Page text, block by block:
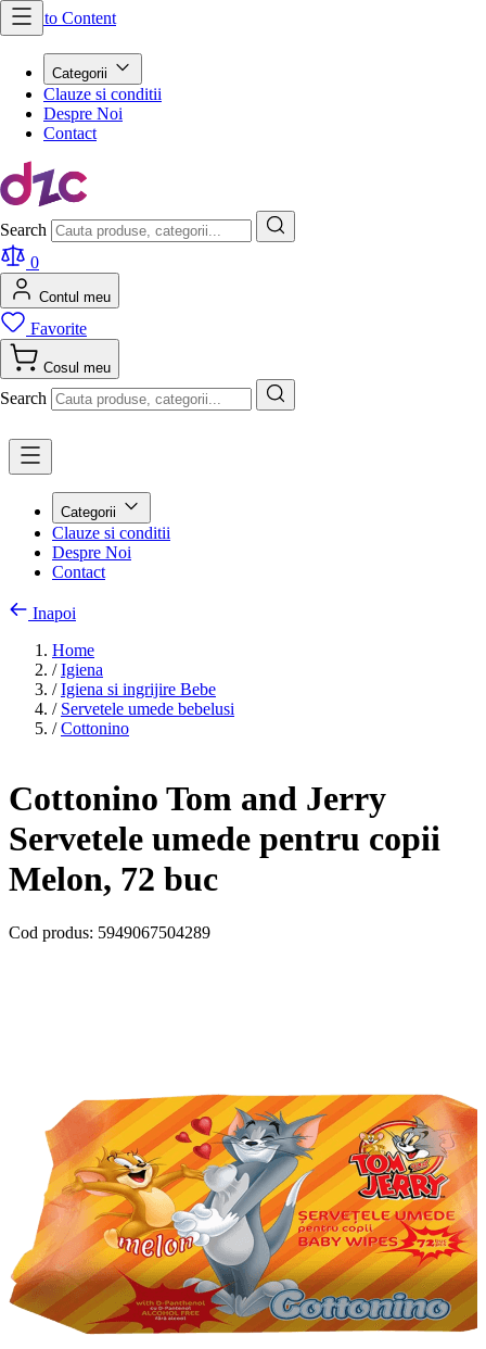
Skip to Content
Categorii
Clauze si conditii
Despre Noi
Contact
Search
0
Contul meu
Favorite
Cosul meu
Search
Categorii
Clauze si conditii
Despre Noi
Contact
Inapoi
Home
/ Igiena
/ Igiena si ingrijire Bebe
/ Servetele umede bebelusi
/ Cottonino
Cottonino Tom and Jerry
Servetele umede pentru copii
Melon, 72 buc
Cod produs: 5949067504289